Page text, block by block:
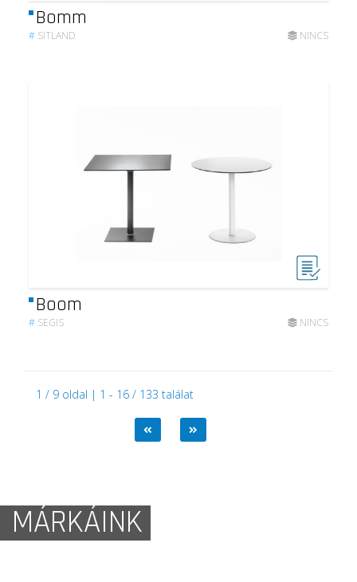
Bomm
# SITLAND NINCS
Boom
# SEGIS NINCS
1 / 9 oldal | 1 - 16 / 133 találat
MÁRKÁINK